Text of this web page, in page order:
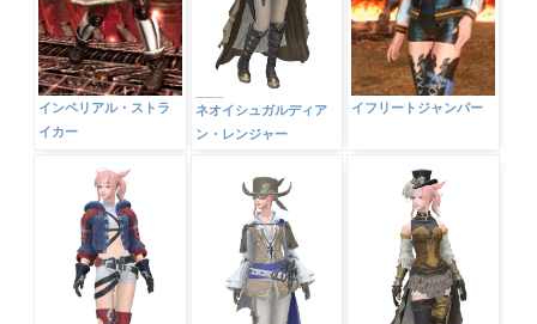
インペリアル・ストラ
イカー
ネオイシュガルディア
ン・レンジャー
イフリートジャンパー